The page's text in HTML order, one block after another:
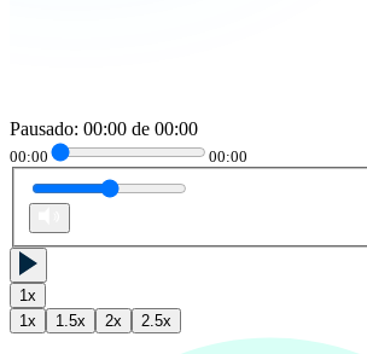
Pausado: 00:00 de 00:00
00:00 00:00
1x
1x 1.5x 2x 2.5x